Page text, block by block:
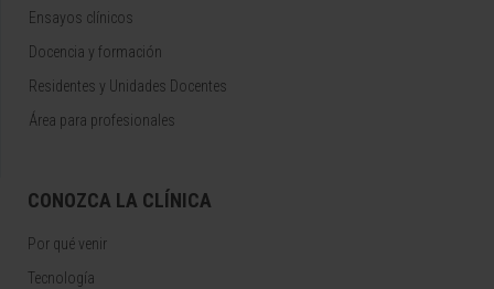
Ensayos clínicos
Docencia y formación
Residentes y Unidades Docentes
Área para profesionales
CONOZCA LA CLÍNICA
Por qué venir
Tecnología